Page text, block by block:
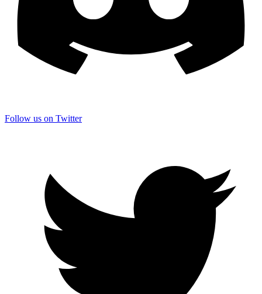
Follow us on Twitter